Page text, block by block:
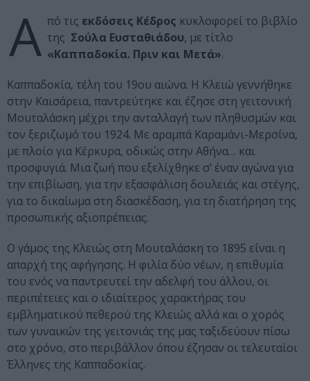
Α πό τις εκδόσεις Κέδρος κυκλοφορεί το βιβλίο
της Σούλα Ευσταθιάδου, με τίτλο
«Καππαδοκία. Πριν και Μετά».
Καππαδοκία, τέλη του 19ου αιώνα. H Κλειώ γεννήθηκε
στην Καισάρεια, παντρεύτηκε και έζησε στη γειτονική
Mουταλάσκη μέχρι την ανταλλαγή των πληθυσμών και
τον ξεριζωμό του 1924. Με αραμπά Kαραμάνι-Mερσίνα,
με πλοίο για Κέρκυρα, οδικώς στην Αθήνα… και
προσφυγιά. Μια ζωή που εξελίχθηκε σ’ έναν αγώνα για
την επιβίωση, για την εξασφάλιση δουλειάς και στέγης,
για το δικαίωμα στη διασκέδαση, για τη διατήρηση της
προσωπικής αξιοπρέπειας.
O γάμος της Kλειώς στη Mουταλάσκη το 1895 είναι η
απαρχή της αφήγησης. Η φιλία δύο νέων, η επιθυμία
του ενός να παντρευτεί την αδελφή του άλλου, οι
περιπέτειες και ο ιδιαίτερος χαρακτήρας του
εμβληματικού πεθερού της Κλειώς αλλά και ο χορός
των γυναικών της γειτονιάς της μας ταξιδεύουν πίσω
στο χρόνο, στο περιβάλλον όπου έζησαν οι τελευταίοι
Έλληνες της Καππαδοκίας.